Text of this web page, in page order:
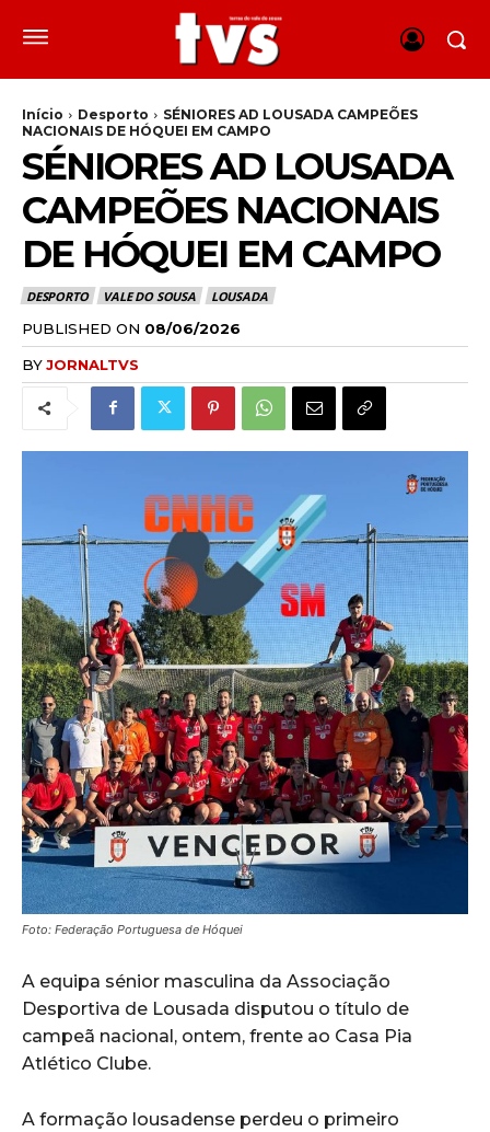
Início Desporto
SÉNIORES AD LOUSADA CAMPEÕES
NACIONAIS DE HÓQUEI EM CAMPO
SÉNIORES AD LOUSADA
CAMPEÕES NACIONAIS
DE HÓQUEI EM CAMPO
DESPORTO VALE DO SOUSA LOUSADA
PUBLISHED ON 08/06/2026
BYJORNALTVS
Foto: Federação Portuguesa de Hóquei
A equipa sénior masculina da Associação
Desportiva de Lousada disputou o título de
campeã nacional, ontem, frente ao Casa Pia
Atlético Clube.
A formação lousadense perdeu o primeiro